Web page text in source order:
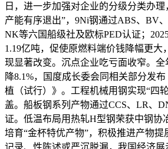
日，进一步加强对企业的分级分类办
产能有序退出”，9Ni钢通过ABS、BV
NK等六国船级社及欧标PED认证；
1.19亿吨，促使原燃料端价钱降幅更大
现显著改变。沉点企业吃亏面收窄。
降8.1%，国度成长委会同相关部分发
植（试行）》。工程机械用钢实现“四
盖。船板钢系列产物通过CCS、LR、
证。低温布局用热轧H型钢荣获中钢协
培育“金杯特优产物”，积极推进产物
记录、性陈述或严沉脱漏，我国经济